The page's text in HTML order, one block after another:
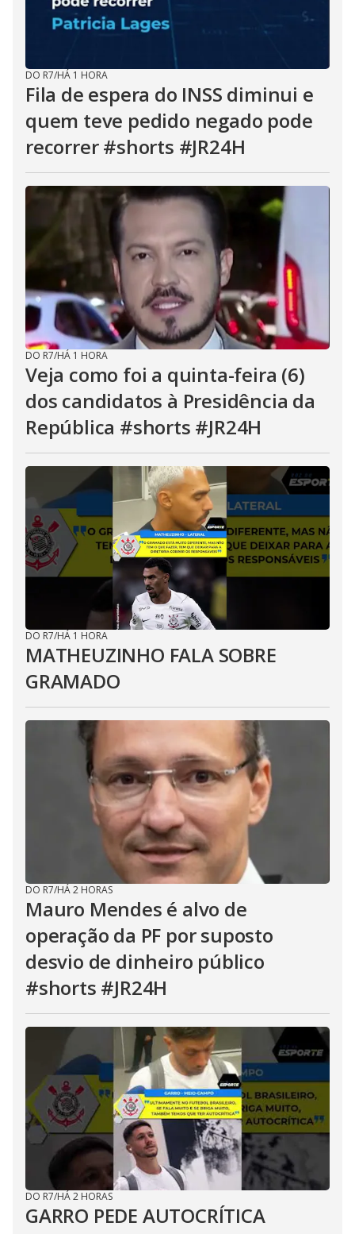
DO R7/HÁ 1 HORA
Fila de espera do INSS diminui e
quem teve pedido negado pode
recorrer #shorts #JR24H
DO R7/HÁ 1 HORA
Veja como foi a quinta-feira (6)
dos candidatos à Presidência da
República #shorts #JR24H
DO R7/HÁ 1 HORA
MATHEUZINHO FALA SOBRE
GRAMADO
DO R7/HÁ 2 HORAS
Mauro Mendes é alvo de
operação da PF por suposto
desvio de dinheiro público
#shorts #JR24H
DO R7/HÁ 2 HORAS
GARRO PEDE AUTOCRÍTICA